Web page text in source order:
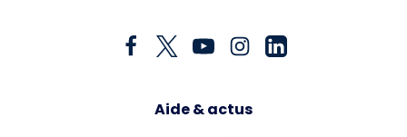
Aide & actus